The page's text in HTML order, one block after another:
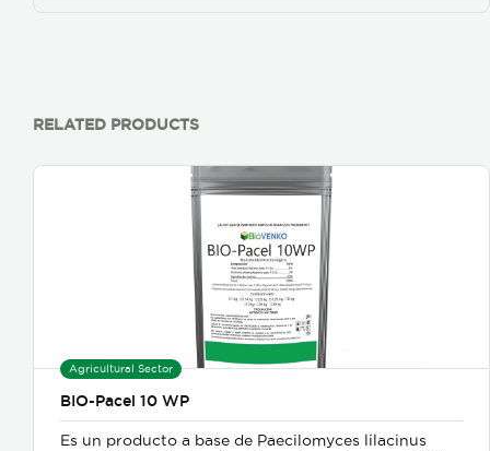
RELATED PRODUCTS
Agricultural Sector
BIO-Pacel 10 WP
Es un producto a base de Paecilomyces lilacinus